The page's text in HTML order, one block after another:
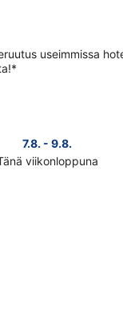
useimmissa
7.8. - 9.8.
viikonloppuna